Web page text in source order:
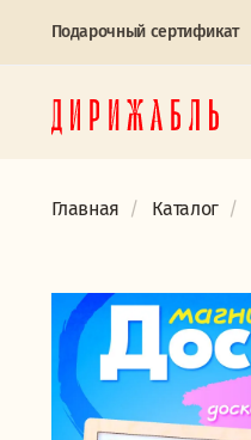
Подарочный сертификат
Главная Каталог